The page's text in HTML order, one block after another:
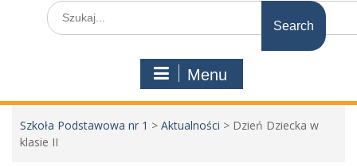
Search
for:
Menu
Szkoła Podstawowa nr 1 > Aktualności > Dzień Dziecka w
klasie II